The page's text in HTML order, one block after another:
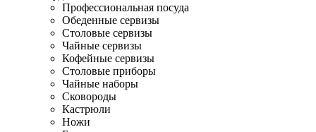
Профессиональная посуда
Обеденные сервизы
Столовые сервизы
Чайные сервизы
Кофейные сервизы
Столовые приборы
Чайные наборы
Сковороды
Кастрюли
Ножи